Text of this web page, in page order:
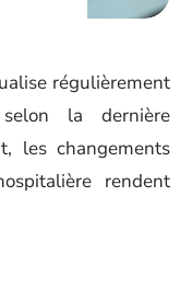
régulièrement
la dernière
les changements
rendent